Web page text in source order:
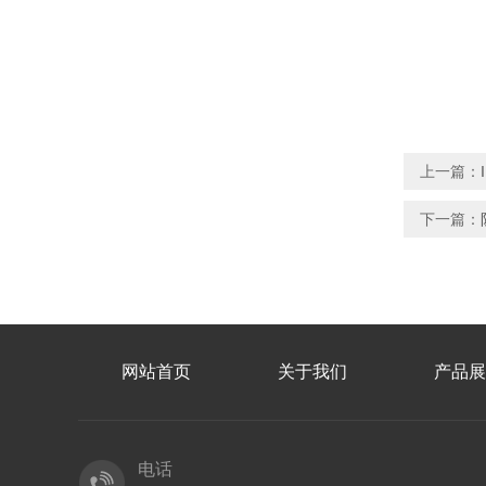
上一篇：
下一篇：
网站首页 关于我们 产品
电话